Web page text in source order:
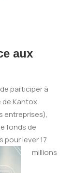
aux
participer à
de Kantox
entreprises),
fonds de
pour lever 17
millions